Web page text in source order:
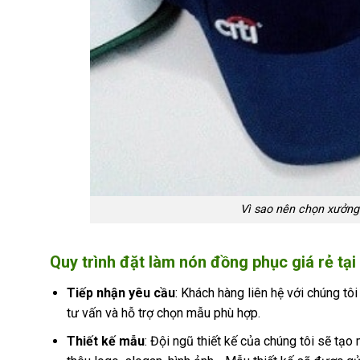
Vì sao nên chọn
Quy trình đặt làm nón đồng phục giá rẻ tại
Tiếp nhận yêu cầu: Khách hàng liên hệ với chúng
tư vấn và hỗ trợ chọn mẫu phù hợp.
Thiết kế mẫu: Đội ngũ thiết kế của chúng tôi sẽ tạo